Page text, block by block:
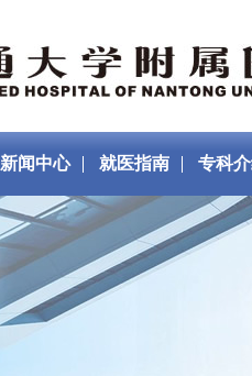
新闻中心 就医指南 专科